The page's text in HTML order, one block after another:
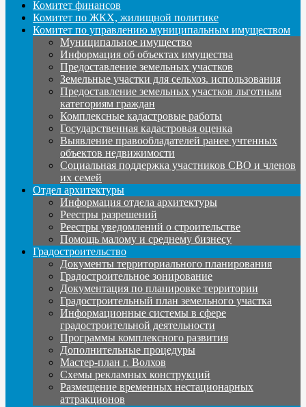
Комитет финансов
Комитет по ЖКХ, жилищной политике
Комитет по управлению муниципальным имуществом
Муниципальное имущество
Информация об объектах имущества
Предоставление земельных участков
Земельные участки для сельхоз. использования
Предоставление земельных участков льготным
категориям граждан
Комплексные кадастровые работы
Государственная кадастровая оценка
Выявление правообладателей ранее учтенных
объектов недвижимости
Социальная поддержка участников СВО и членов
их семей
Отдел архитектуры
Информация отдела архитектуры
Реестры разрешений
Реестры уведомлений о строительстве
Помощь малому и среднему бизнесу
Градостроительство
Документы территориального планирования
Градостроительное зонирование
Документация по планировке территории
Градостроительный план земельного участка
Информационные системы в сфере
градостроительной деятельности
Программы комплексного развития
Дополнительные процедуры
Мастер-план г. Волхов
Схемы рекламных конструкций
Размещение временных нестационарных
аттракционов